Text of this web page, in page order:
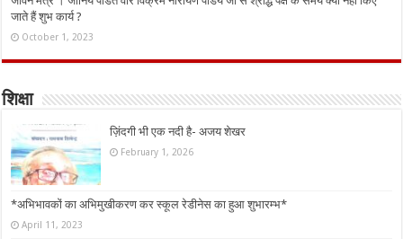
जाते हैं शुभ कार्य ?
October 1, 2023
शिक्षा
ज़िंदगी भी एक नदी है- अजय शेखर
February 1, 2026
*अभिभावकों का अभिमुखीकरण कर स्कूल रेडीनेस का हुआ शुभारम्भ*
April 11, 2023